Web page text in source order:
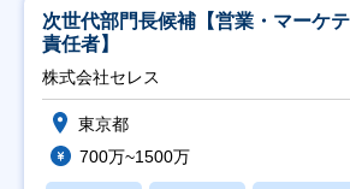
次世代部門長候補【営業・マーケ
責任者】
株式会社セレス
東京都
700万~1500万